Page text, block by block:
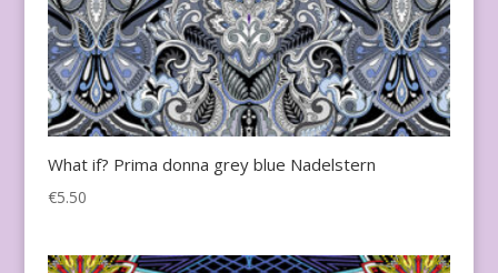
What if? Prima donna grey blue Nadelstern
€5.50